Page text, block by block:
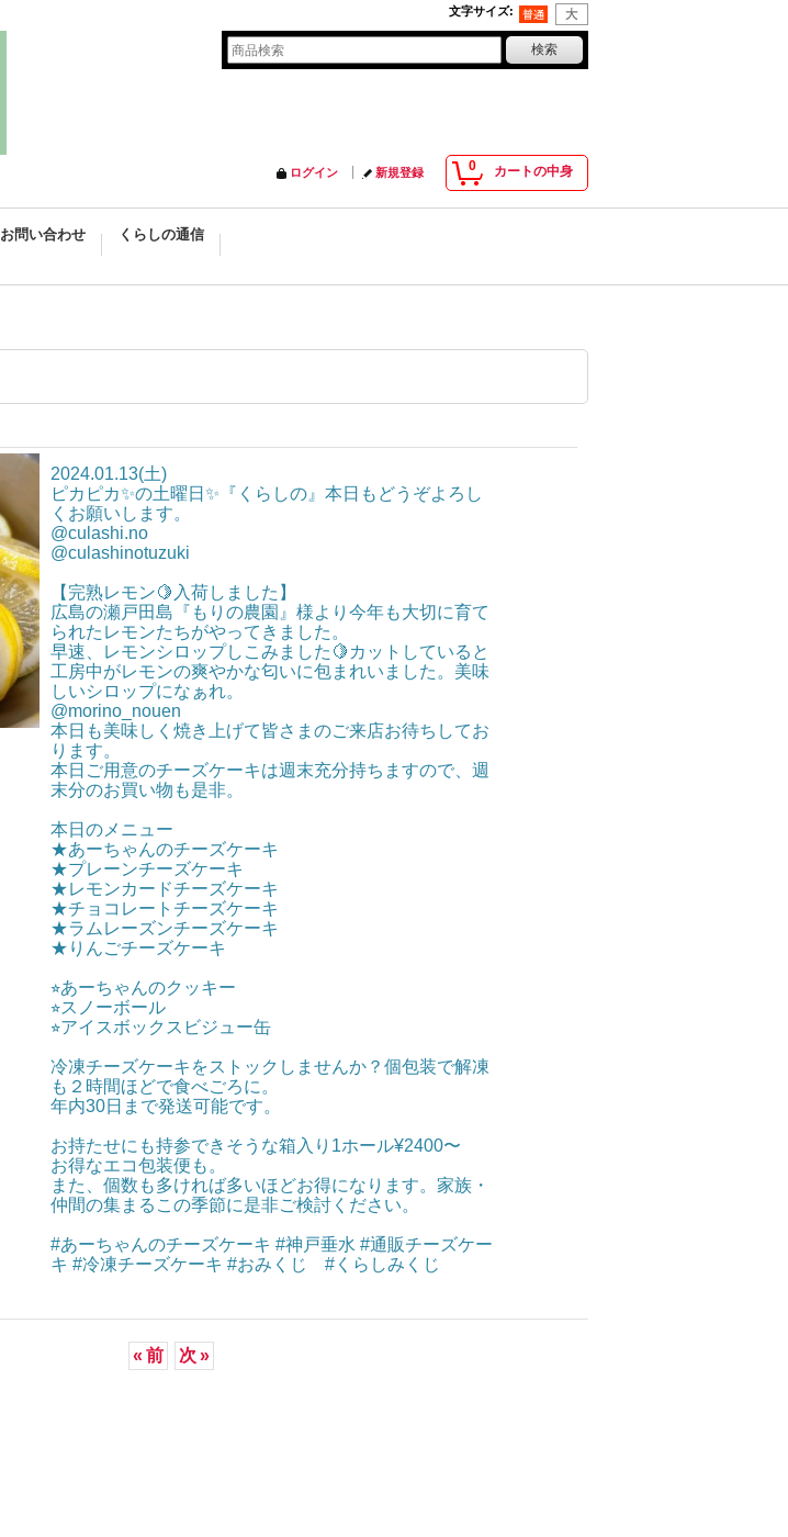
文字サイズ:
0 カートの中身
ログイン 新規登録
お問い合わせ くらしの通信
2024.01.13(土)
ピカピカ✨の土曜日✨『くらしの』本日もどうぞよろし
くお願いします。
@culashi.no
@culashinotuzuki
【完熟レモン🍋入荷しました】
広島の瀬戸田島『もりの農園』様より今年も大切に育て
られたレモンたちがやってきました。
早速、レモンシロップしこみました🍋カットしていると
工房中がレモンの爽やかな匂いに包まれいました。美味
しいシロップになぁれ。
@morino_nouen
本日も美味しく焼き上げて皆さまのご来店お待ちしてお
ります。
本日ご用意のチーズケーキは週末充分持ちますので、週
末分のお買い物も是非。
本日のメニュー
★あーちゃんのチーズケーキ
★プレーンチーズケーキ
★レモンカードチーズケーキ
★チョコレートチーズケーキ
★ラムレーズンチーズケーキ
★りんごチーズケーキ
⭐︎あーちゃんのクッキー
⭐︎スノーボール
⭐︎アイスボックスビジュー缶
冷凍チーズケーキをストックしませんか？個包装で解凍
も２時間ほどで食べごろに。
年内30日まで発送可能です。
お持たせにも持参できそうな箱入り1ホール¥2400〜
お得なエコ包装便も。
また、個数も多ければ多いほどお得になります。家族・
仲間の集まるこの季節に是非ご検討ください。
#あーちゃんのチーズケーキ #神戸垂水 #通販チーズケー
キ #冷凍チーズケーキ #おみくじ #くらしみくじ
« 前 次 »